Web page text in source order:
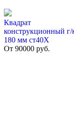
Квадрат
конструкционный г/
180 мм cт40Х
От 90000 руб.